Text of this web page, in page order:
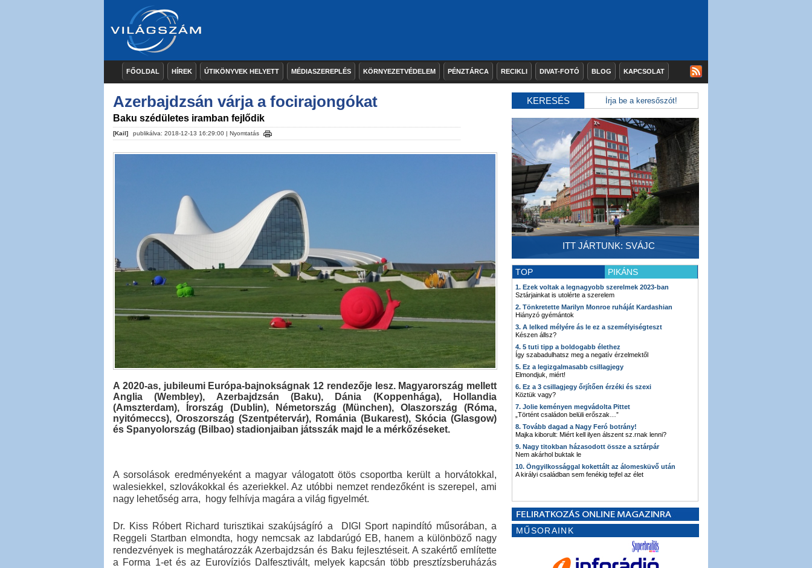
FŐOLDAL HÍREK ÚTIKÖNYVEK HELYETT MÉDIASZEREPLÉS KÖRNYEZETVÉDELEM PÉNZTÁRCA RECIKLI DIVAT-FOTÓ BLOG KAPCSOLAT
Azerbajdzsán várja a focirajongókat
Baku szédületes iramban fejlődik
[Kail] publikálva: 2018-12-13 16:29:00 | Nyomtatás
A 2020-as, jubileumi Európa-bajnokságnak 12 rendezője lesz. Magyarország mellett
Anglia (Wembley), Azerbajdzsán (Baku), Dánia (Koppenhága), Hollandia
(Amszterdam), Írország (Dublin), Németország (München), Olaszország (Róma,
nyitómeccs), Oroszország (Szentpétervár), Románia (Bukarest), Skócia (Glasgow)
és Spanyolország (Bilbao) stadionjaiban játsszák majd le a mérkőzéseket.
A sorsolások eredményeként a magyar válogatott ötös csoportba került a horvátokkal,
walesiekkel, szlovákokkal és azeriekkel. Az utóbbi nemzet rendezőként is szerepel, ami
nagy lehetőség arra, hogy felhívja magára a világ figyelmét.
Dr. Kiss Róbert Richard turisztikai szakújságíró a DIGI Sport napindító műsorában, a
Reggeli Startban elmondta, hogy nemcsak az labdarúgó EB, hanem a különböző nagy
rendezvények is meghatározzák Azerbajdzsán és Baku fejlesztéseit. A szakértő említette
a Forma 1-et és az Eurovíziós Dalfesztivált, melyek kapcsán több presztízsberuházás
KERESÉS
ITT JÁRTUNK: SVÁJC
TOP PIKÁNS
1. Ezek voltak a legnagyobb szerelmek 2023-ban
Sztárjainkat is utolérte a szerelem
2. Tönkretette Marilyn Monroe ruháját Kardashian
Hiányzó gyémántok
3. A lelked mélyére ás le ez a személyiségteszt
Készen állsz?
4. 5 tuti tipp a boldogabb élethez
Így szabadulhatsz meg a negatív érzelmektől
5. Ez a legizgalmasabb csillagjegy
Elmondjuk, miért!
6. Ez a 3 csillagjegy őrjítően érzéki és szexi
Köztük vagy?
7. Jolie keményen megvádolta Pittet
„Történt családon belüli erőszak…”
8. Tovább dagad a Nagy Feró botrány!
Majka kiborult: Miért kell ilyen álszent sz.rnak lenni?
9. Nagy titokban házasodott össze a sztárpár
Nem akárhol buktak le
10. Öngyilkossággal kokettált az álomesküvő után
A királyi családban sem fenékig tejfel az élet
MŰSORAINK